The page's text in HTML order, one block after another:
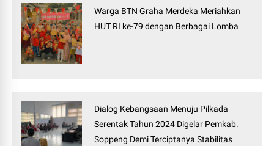
Warga BTN Graha Merdeka Meriahkan
HUT RI ke-79 dengan Berbagai Lomba
Dialog Kebangsaan Menuju Pilkada
Serentak Tahun 2024 Digelar Pemkab.
Soppeng Demi Terciptanya Stabilitas